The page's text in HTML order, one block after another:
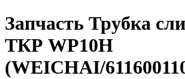
Запчасть Трубка
ТКР WP10H
(WEICHAI/